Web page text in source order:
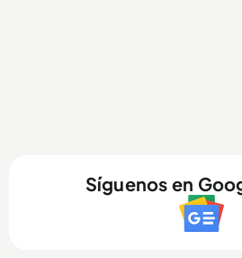
Síguenos en